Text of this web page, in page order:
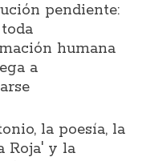
pendiente:
humana
a
la poesía, la
Roja' y la